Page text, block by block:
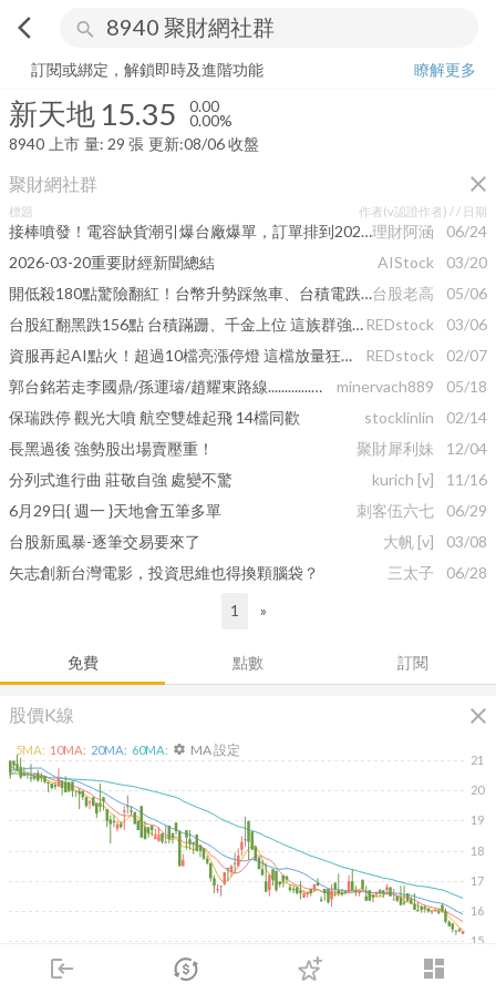
arrow_back_ios search
login dashboard
市場 登入
新天地 15.35 0.00%
訂閱或綁定，解鎖即時及進階功能
瞭解更多
新天地 15.35 0.00
0.00%
8940 上市 量: 29 張 更新:08/06 收盤
聚財網社群 close
免費 點數 訂閱
標題 作者(v認證作者) / / 日期
接棒噴發！電容缺貨潮引爆台廠爆單，訂單排到2027！法人狂吃貨的「短線黑馬」噴出理財阿涵
06/24
2026-03-20重要財經新聞總結
AIStock
03/20
開低殺180點驚險翻紅！台幣升勢踩煞車、台積電跌幅收斂撐場台股老高
05/06
台股紅翻黑跌156點 台積蹣跚、千金上位 這族群強勢回歸 REDstock
03/06
資服再起AI點火！超過10檔亮漲停燈 這檔放量狂飆近6成
REDstock
02/07
郭台銘若走李國鼎/孫運璿/趙耀東路線.............或許是台股不知的利多！
minervach889
05/18
保瑞跌停 觀光大噴 航空雙雄起飛 14檔同歡
stocklinlin
02/14
長黑過後 強勢股出場賣壓重！
聚財犀利妹
12/04
分列式進行曲 莊敬自強 處變不驚
kurich [v]
11/16
6月29日{ 週一 }天地會五筆多單
刺客伍六七
06/29
台股新風暴-逐筆交易要來了
大帆 [v]
03/08
矢志創新台灣電影，投資思維也得換顆腦袋？
三太子 06/28
1 »
股價K線 close
2026/02/09 2026/04/09 2026/05/27 2026/07/15
15
16
17
18
19
20
21
5MA: 10MA: 20MA: 60MA: settings MA 設定